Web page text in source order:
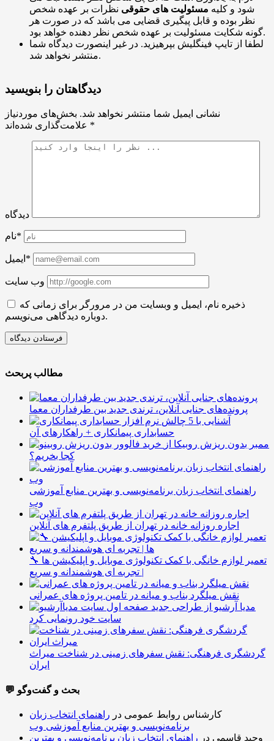
شود و کلیه مسئولیت های حقوقی نظرات بر عهده شخص
نظر بوده و قابل پیگیری قضایی می باشد که در صورت هر
گونه شکایت مسئولیت بر عهده شخص نظر دهنده خواهد بود.
لطفا از تایپ فینگلیش بپرهیزید. در غیر اینصورت دیدگاه شما
منتشر نخواهد شد.
دیدگاهتان را بنویسید
نشانی ایمیل شما منتشر نخواهد شد. بخش‌های موردنیاز
*
دیدگاه
نام*
ایمیل*
وب سایت
ذخیره نام، ایمیل و وبسایت من در مرورگر برای زمانی که
دوباره دیدگاهی می‌نویسم.
مطالب پربحث
پرونده‌های جنایی آنلاین، ترندی جدید بین طرفداران معما
آشنایی با 5 چالش
حسابداری پیمانکاری + راهکارهای آن
ممبر بدون ریزش روبیکا از
کجا بخریم؟
راهنمای انتخاب زبان برنامه‌نویسی و بهترین منابع آموزشی
وب
اجاره روزانه خانه در تهران از طریق پلتفرم های آنلاین
🔧 تعمیر لوازم خانگی با کمک تکنولوژی موبایل و اپلیکیشن ها
| تجربه ای هوشمندانه و سریع
نقش میلگرد بناب و میانه در تامین پروژه های عمرانی
مدیا آرشیو از طراحی جدید
سایت خود رونمایی کرد
گردشگری فرهنگی: نقش سفرهای زمینی در شناخت میراث
ایران
💬 بحث و گفت‌وگو
کارشناس روابط عمومی در راهنمای انتخاب زبان
برنامه‌نویسی و بهترین منابع آموزشی وب
وحید قاسمی در راهنمای انتخاب زبان برنامه‌نویسی و بهترین